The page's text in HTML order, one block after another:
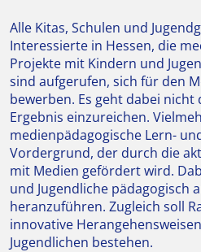
Alle Kitas, Schulen und
Interessierte in Hessen, die
Projekte mit Kindern und
sind aufgerufen, sich für den
bewerben. Es geht dabei nicht
Ergebnis einzureichen.
medienpädagogische Lern-
Vordergrund, der durch die
mit Medien gefördert wird.
und Jugendliche pädagogisch
heranzuführen. Zugleich soll
innovative
Jugendlichen bestehen.